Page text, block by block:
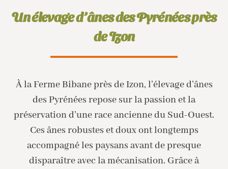
Un élevage d’ânes des Pyrénées près
de Izon
À la Ferme Bibane près de Izon, l’élevage d’ânes
des Pyrénées repose sur la passion et la
préservation d’une race ancienne du Sud-Ouest.
Ces ânes robustes et doux ont longtemps
accompagné les paysans avant de presque
disparaître avec la mécanisation. Grâce à